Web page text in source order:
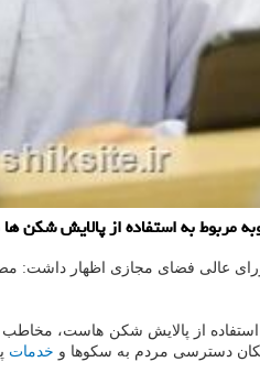
به استفاده از پالایش شکن
عالی فضای مجازی اظهار داشت:
از پالایش شکن هاست،
دسترسی مردم به سکوها و خدمات